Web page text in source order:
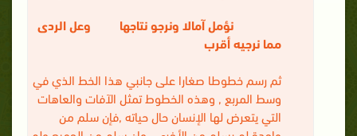
نؤمل آمالا ونرجو نتاجها وعل الردى
مما نرجيه أقرب
ثم رسم خطوطا صغارا على جانبي هذا الخط الذي في
وسط المربع , وهذه الخطوط تمثل الآفات والعاهات
التي يتعرض لها الإنسان حال حياته ,فإن سلم من